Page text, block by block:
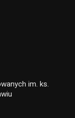
im. ks.